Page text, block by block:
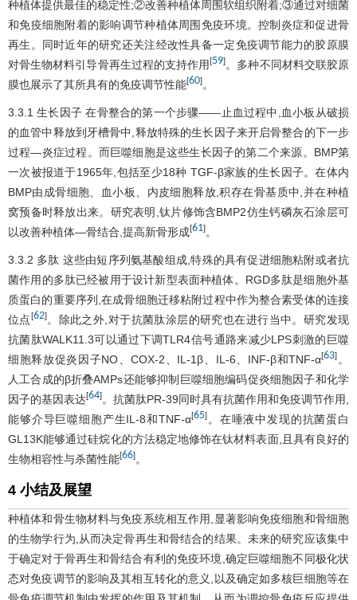
种植体提供最佳的稳定性;②改善种植体周围软组织附着;③通过对细菌
和免疫细胞附着的影响调节种植体周围免疫环境。控制炎症和促进骨
再生。同时近年的研究还关注经改性具备一定免疫调节能力的胶原膜
对骨生物材料引导骨再生过程的支持作用[59] 。多种不同材料交联胶原
膜也展示了其所具有的免疫调节性能[60] 。
3.3.1 生长因子 在骨整合的第一个步骤——止血过程中,血小板从破损
的血管中释放到牙槽骨中,释放特殊的生长因子来开启骨整合的下一步
过程—炎症过程。而巨噬细胞是这些生长因子的第二个来源。BMP第
一次被报道于1965年,包括至少18种 TGF-β家族的生长因子。在体内
BMP由成骨细胞、血小板、内皮细胞释放,积存在骨基质中,并在种植
窝预备时释放出来。研究表明,钛片修饰含BMP2仿生钙磷灰石涂层可
以改善种植体—骨结合,提高新骨形成[61] 。
3.3.2 多肽 这些由短序列氨基酸组成,特殊的具有促进细胞粘附或者抗
菌作用的多肽已经被用于设计新型表面种植体。RGD多肽是细胞外基
质蛋白的重要序列,在成骨细胞迁移粘附过程中作为整合素受体的连接
位点 [62]。除此之外,对于抗菌肽涂层的研究也在进行当中。研究发现
抗菌肽WALK11.3可以通过下调TLR4信号通路来减少LPS刺激的巨噬
细胞释放促炎因子NO、COX-2、IL-1β、IL-6、INF-β和TNF-α[63] 。
人工合成的β折叠AMPs还能够抑制巨噬细胞编码促炎细胞因子和化学
因子的基因表达[64] 。抗菌肽PR-39同时具有抗菌作用和免疫调节作用,
能够介导巨噬细胞产生IL-8和TNF-α[65] 。在唾液中发现的抗菌蛋白
GL13K能够通过硅烷化的方法稳定地修饰在钛材料表面,且具有良好的
生物相容性与杀菌性能[66] 。
4 小结及展望
种植体和骨生物材料与免疫系统相互作用,显著影响免疫细胞和骨细胞
的生物学行为,从而决定骨再生和骨结合的结果。未来的研究应该集中
于确定对于骨再生和骨结合有利的免疫环境,确定巨噬细胞不同极化状
态对免疫调节的影响及其相互转化的意义,以及确定如多核巨细胞等在